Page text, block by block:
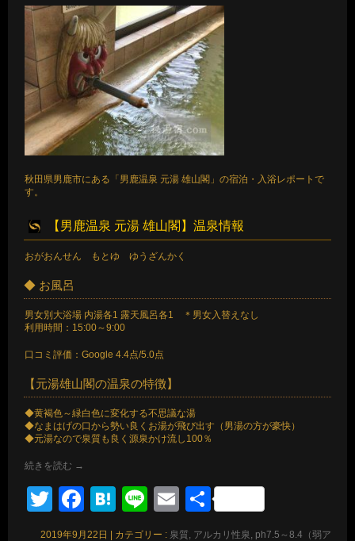
秋田県男鹿市にある「男鹿温泉 元湯 雄山閣」の宿泊・入浴レポートで
す。
【男鹿温泉 元湯 雄山閣】温泉情報
おがおんせん もとゆ ゆうざんかく
◆ お風呂
男女別大浴場 内湯各1 露天風呂各1 ＊男女入替えなし
利用時間：15:00～9:00
口コミ評価：Google 4.4点/5.0点
【元湯雄山閣の温泉の特徴】
◆黄褐色～緑白色に変化する不思議な湯
◆なまはげの口から勢い良くお湯が飛び出す（男湯の方が豪快）
◆元湯なので泉質も良く源泉かけ流し100％
続きを読む →
TwitterFacebook
Hatena
LineEmail
共
有
2019年9月22日 | カテゴリー : 泉質, アルカリ性泉, ph7.5～8.4（弱ア